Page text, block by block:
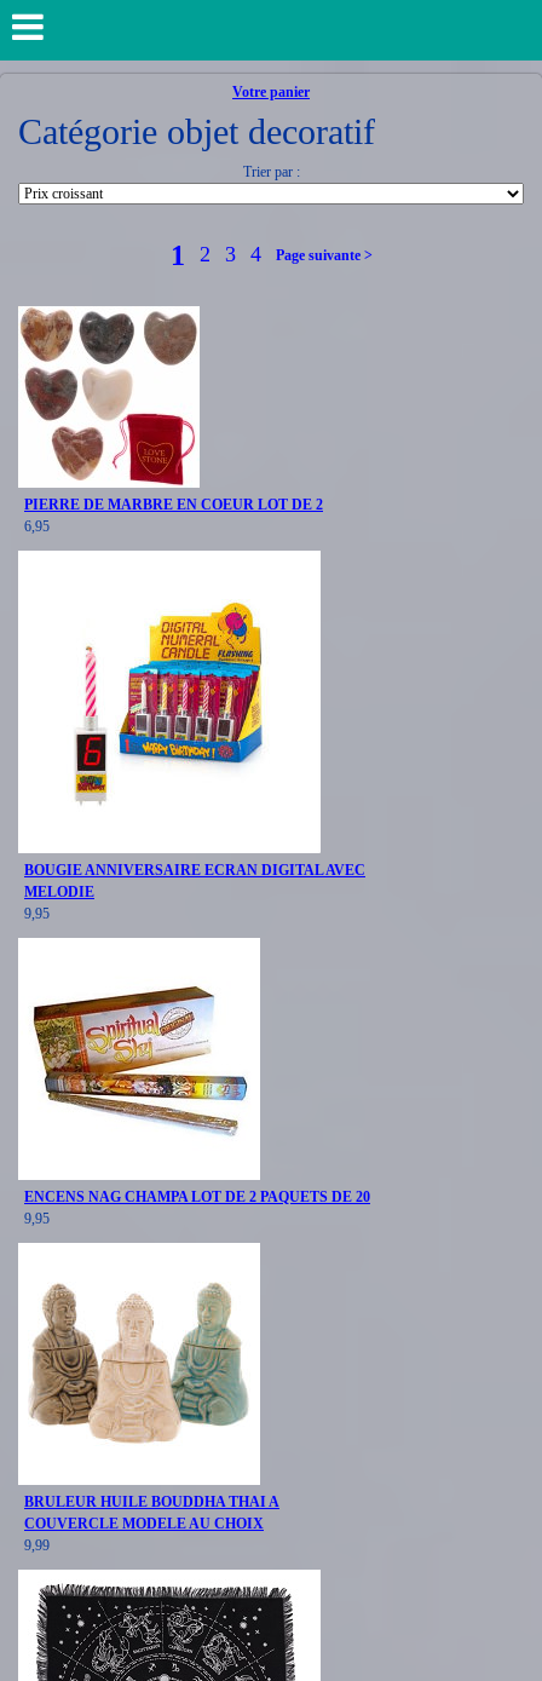
Votre panier
Catégorie objet decoratif
Trier par :
1 2 3 4 Page suivante >
PIERRE DE MARBRE EN COEUR LOT DE 2
6,95
BOUGIE ANNIVERSAIRE ECRAN DIGITAL AVEC
MELODIE
9,95
ENCENS NAG CHAMPA LOT DE 2 PAQUETS DE 20
9,95
BRULEUR HUILE BOUDDHA THAI A
COUVERCLE MODELE AU CHOIX
9,99